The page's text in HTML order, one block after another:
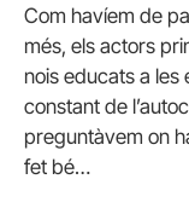
Com havíem de
més, els actors
nois educats a les
constant de
preguntàvem on
fet bé…